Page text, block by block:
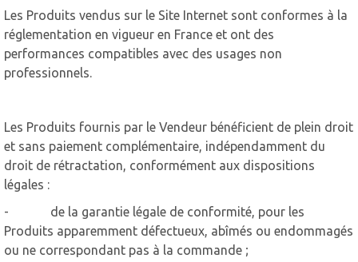
Les Produits vendus sur le Site Internet sont conformes à la
réglementation en vigueur en France et ont des
performances compatibles avec des usages non
professionnels.
Les Produits fournis par le Vendeur bénéficient de plein droit
et sans paiement complémentaire, indépendamment du
droit de rétractation, conformément aux dispositions
légales :
- de la garantie légale de conformité, pour les
Produits apparemment défectueux, abîmés ou endommagés
ou ne correspondant pas à la commande ;